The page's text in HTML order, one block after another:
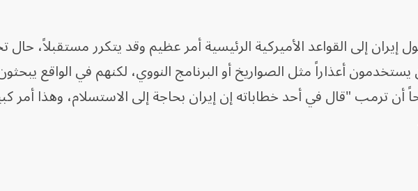
إلى القواعد الأميركية الرئيسية أمر عظيم وقد يتكرر مستقبلاً، حال
يستخدمون أعذاراً مثل الصواريخ أو البرنامج النووي، لكنهم في الواقع
ترمب "قال في أحد خطاباته إن إيران بحاجة إلى الاستسلام، وهذا أمر